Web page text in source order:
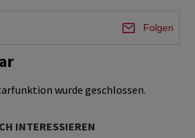
Folgen
wurde geschlossen.
INTERESSIEREN